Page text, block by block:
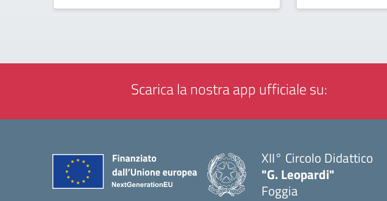
Scarica la nostra app ufficiale su:
XII° Circolo Didattico
"G. Leopardi"
Foggia